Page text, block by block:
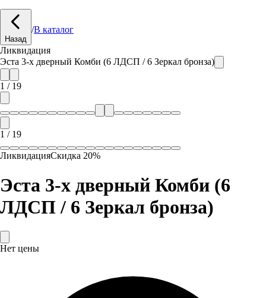
Назад
/В каталог
Ликвидация
Эста 3-х дверный Комби (6 ЛДСП / 6 Зеркал бронза)
1 / 19
1 / 19
ЛиквидацияСкидка 20%
Эста 3-х дверный Комби (6
ЛДСП / 6 Зеркал бронза)
Нет цены